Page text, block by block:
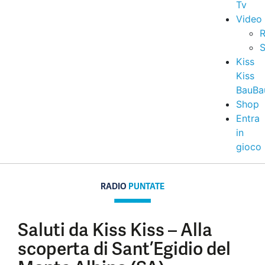
Tv
Video
Kiss
Kiss
Shop
Entra
in
gioco
RADIO PUNTATE
Saluti da Kiss Kiss – Alla
scoperta di Sant’Egidio del